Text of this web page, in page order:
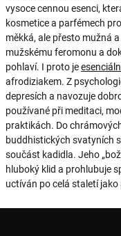
vysoce cennou esenci,
kosmetice a parfémech
měkká, ale přesto mužná
mužskému feromonu a
pohlaví. I proto je
afrodiziakem. Z
depresích a navozuje
používané při meditaci,
praktikách. Do
buddhistických svatyních
součást kadidla. Jeho
hluboký klid a prohlubuje
uctíván po celá staletí